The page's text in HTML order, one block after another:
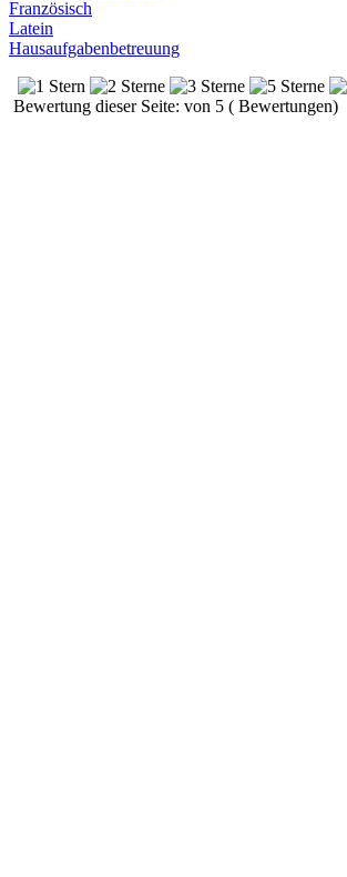
Französisch
Latein
Hausaufgabenbetreuung
Bewertung dieser Seite: von 5 ( Bewertungen)